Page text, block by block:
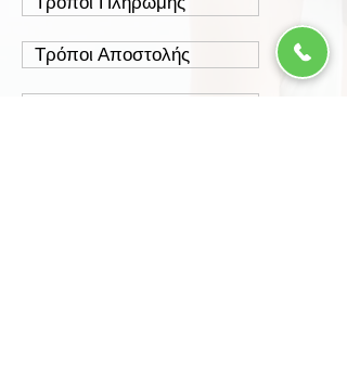
Τρόποι Αποστολής